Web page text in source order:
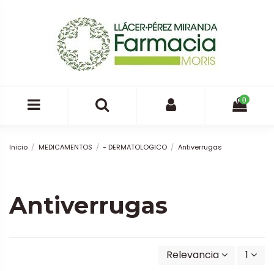
0
Inicio MEDICAMENTOS - DERMATOLOGICO Antiverrugas
Antiverrugas
Relevancia 1